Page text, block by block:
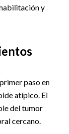
y
paso en
atípico. El
del tumor
cercano.